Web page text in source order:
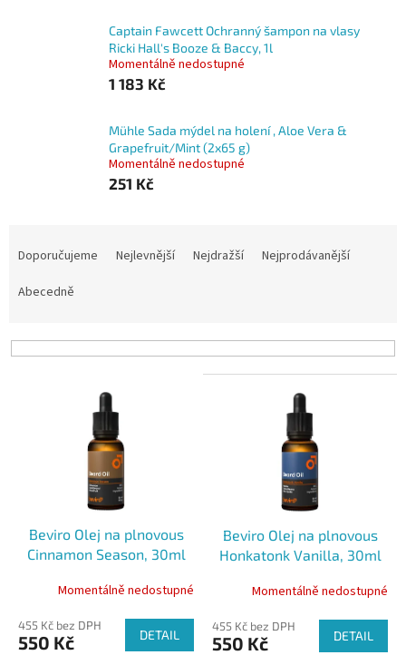
Captain Fawcett Ochranný šampon na vlasy
Ricki Hall's Booze & Baccy, 1l
Momentálně nedostupné
1 183 Kč
Mühle Sada mýdel na holení , Aloe Vera &
Grapefruit/Mint (2x65 g)
Momentálně nedostupné
251 Kč
p
Doporučujeme Nejlevnější Nejdražší
Nejprodávanější
Abecedně
Beviro Olej na plnovous
Cinnamon Season, 30ml
Momentálně nedostupné
455 Kč bez DPH
550 Kč DETAIL
Beviro Olej na plnovous
Honkatonk Vanilla, 30ml
Momentálně nedostupné
455 Kč bez DPH
550 Kč DETAIL